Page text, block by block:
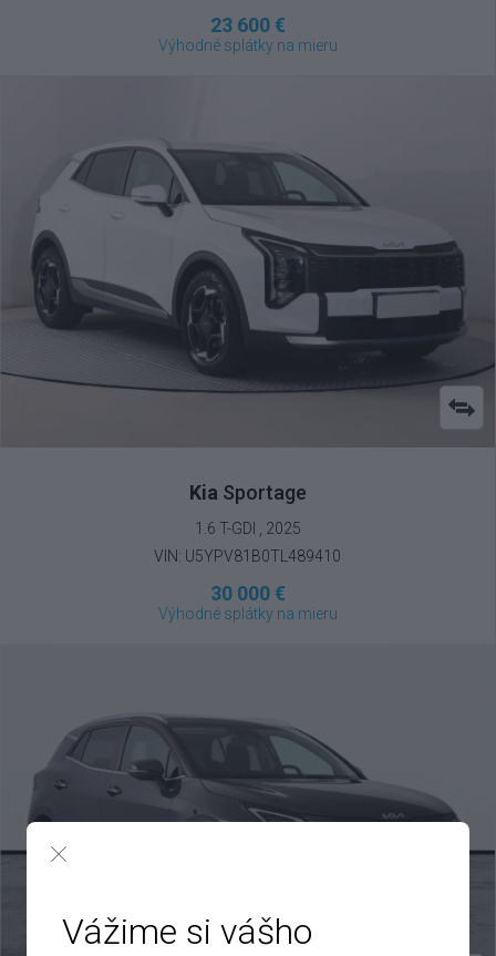
23 600 €
Výhodné splátky na mieru
Kia Sportage
1.6 T-GDI , 2025
VIN: U5YPV81B0TL489410
30 000 €
Výhodné splátky na mieru
Vážime si vášho